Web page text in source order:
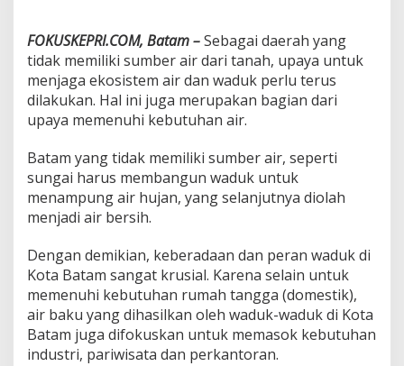
b
a
r
B
e
n
i
I
k
a
n
W
a
d
u
k
S
e
FOKUSKEPRI.COM, Batam –Sebagai daerah yang
tidak memiliki sumber air dari tanah, upaya untuk
menjaga ekosistem air dan waduk perlu terus
dilakukan. Hal ini juga merupakan bagian dari
upaya memenuhi kebutuhan air.
Batam yang tidak memiliki sumber air, seperti
sungai harus membangun waduk untuk
menampung air hujan, yang selanjutnya diolah
menjadi air bersih.
Dengan demikian, keberadaan dan peran waduk di
Kota Batam sangat krusial. Karena selain untuk
memenuhi kebutuhan rumah tangga (domestik),
air baku yang dihasilkan oleh waduk-waduk di Kota
Batam juga difokuskan untuk memasok kebutuhan
industri, pariwisata dan perkantoran.